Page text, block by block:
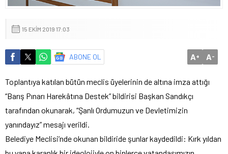
15 EKIM 2019 17:03
ABONE OL A+ A-
Toplantıya katılan bütün meclis üyelerinin de altına imza attığı
“Barış Pınarı Harekâtına Destek” bildirisi Başkan Sandıkçı
tarafından okunarak, “Şanlı Ordumuzun ve Devletimizin
yanındayız” mesajı verildi.
Belediye Meclisi’nde okunan bildiride şunlar kaydedildi: Kırk yıldan